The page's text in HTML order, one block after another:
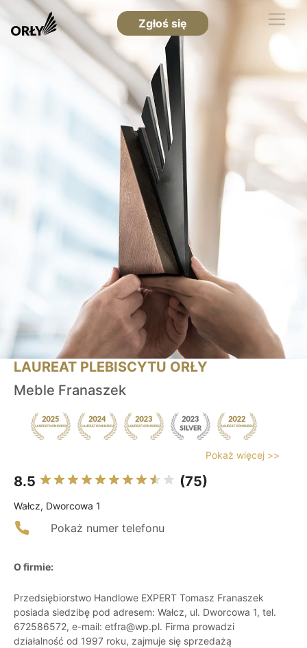
Zgłoś się
LAUREAT PLEBISCYTU ORŁY
Meble Franaszek
Pokaż więcej >>
8.5 (75)
Wałcz, Dworcowa 1
Pokaż numer telefonu
O firmie:
Przedsiębiorstwo Handlowe EXPERT Tomasz Franaszek
posiada siedzibę pod adresem: Wałcz, ul. Dworcowa 1, tel.
672586572, e-mail: etfra@wp.pl. Firma prowadzi
działalność od 1997 roku, zajmuje się sprzedażą